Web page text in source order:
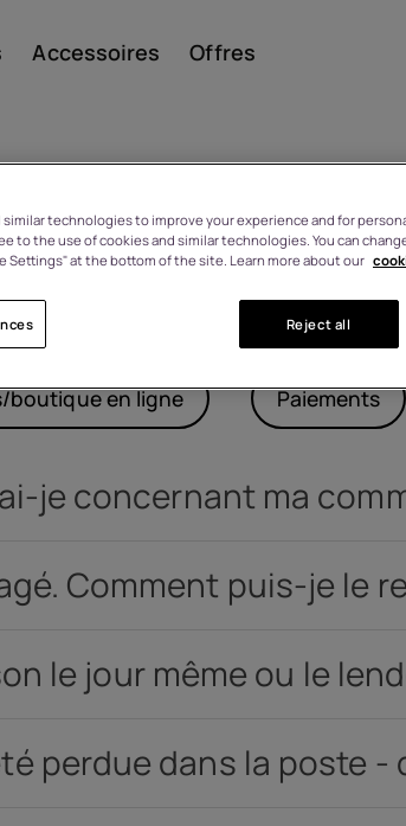
Accessoires Offres
FAQ
boutique en ligne Paiements
je concernant ma
Comment puis-je le
le jour même ou le
perdue dans la poste
similar technologies to improve your experience and for
to the use of cookies and similar technologies. You can
Settings" at the bottom of the site. Learn more about our
Reject all